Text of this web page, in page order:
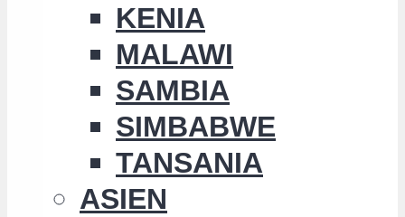
KENIA
MALAWI
SAMBIA
SIMBABWE
TANSANIA
ASIEN